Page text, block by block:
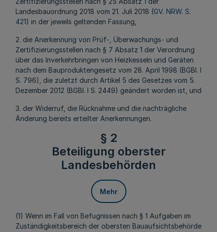
Landesbauordnung 2018 vom 21. Juli 2018 (GV. NRW. S.
421) in der jeweils geltenden Fassung,
2. die Anerkennung von Prüf-, Überwachungs- und
Zertifizierungsstellen nach § 7 Absatz 1 der Verordnung
über das Inverkehrbringen von Heizkesseln und Geräten
nach dem Bauproduktengesetz vom 28. April 1998 (BGBl. I
S. 796), die zuletzt durch Artikel 5 des Gesetzes vom 5.
Dezember 2012 (BGBl. I S. 2449) geändert worden ist, und
3. der Widerruf, die Rücknahme und die nachträgliche
Änderung bereits erteilter Anerkennungen.
§ 2
Beteiligung oberster
Landesbehörden
Mehr
(1) Wenn im Fall von Befugnissen nach § 1 Aufgaben im
Zuständigkeitsbereich der obersten Bauaufsichtsbehörde